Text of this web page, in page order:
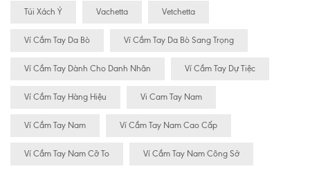
Túi Xách Ý Vachetta Vetchetta
Ví Cầm Tay Da Bò Ví Cầm Tay Da Bò Sang Trọng
Ví Cầm Tay Dành Cho Danh Nhân Ví Cầm Tay Dự Tiệc
Ví Cầm Tay Hàng Hiệu Vi Cam Tay Nam
Ví Cầm Tay Nam Ví Cầm Tay Nam Cao Cấp
Ví Cầm Tay Nam Cỡ To Ví Cầm Tay Nam Công Sở